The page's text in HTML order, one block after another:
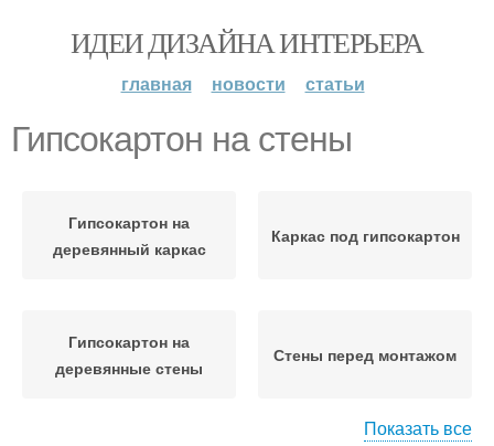
ИДЕИ ДИЗАЙНА ИНТЕРЬЕРА
главная новости статьи
Гипсокартон на стены
Гипсокартон на
деревянный каркас
Каркас под гипсокартон
Гипсокартон на
деревянные стены
Стены перед монтажом
Показать все